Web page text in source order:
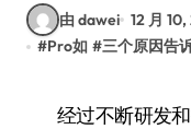
由 dawei 12 月
#Pro如 #三个原因告
经过不断研发和打磨后的iQOO5 Pro，有着出色